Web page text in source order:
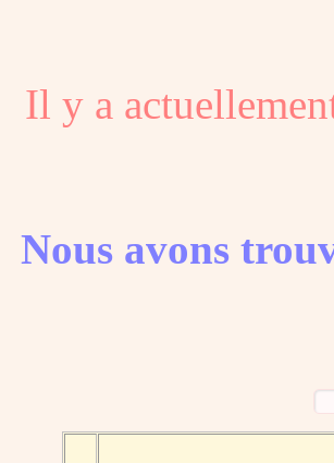
Il y a
Nous avons